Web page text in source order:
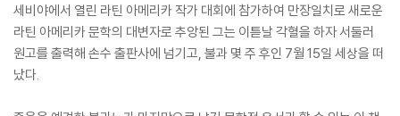
세비야에서 열린 라틴 아메리카 작가 대회에 참가하여 만장일치로 새로운
라틴 아메리카 문학의 대변자로 추앙된 그는 이튿날 각혈을 하자 서둘러
원고를 출력해 손수 출판사에 넘기고, 불과 몇 주 후인 7월 15일 세상을 떠
났다.